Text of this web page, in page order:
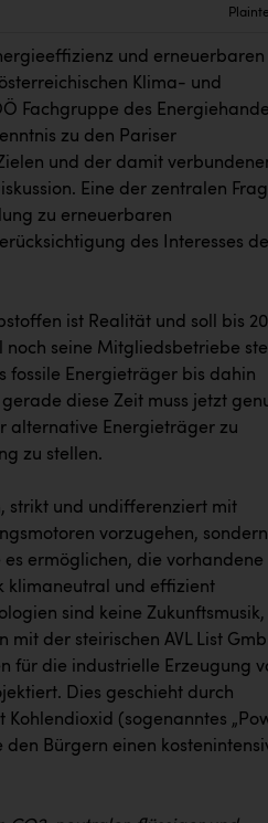
und erneuerbaren
Klima- und
Fachgruppe des
zu den Pariser
und der damit
Eine der zentralen
zu erneuerbaren
des Interesses
ist Realität und soll bis
noch seine Mitgliedsbetriebe
fossile Energieträger bis dahin
diese Zeit muss jetzt
alternative Energieträger zu
zu stellen.
strikt und undifferenziert mit
vorzugehen,
ermöglichen, die vorhandene
klimaneutral und effizient
sind keine Zukunftsmusik,
der steirischen AVL List
für die industrielle Erzeugung
Dies geschieht durch
(sogenanntes
Bürgern einen